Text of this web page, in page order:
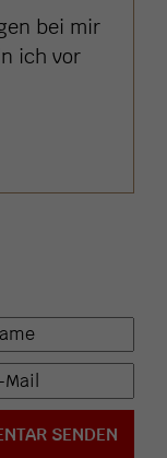
bei mir
ich vor